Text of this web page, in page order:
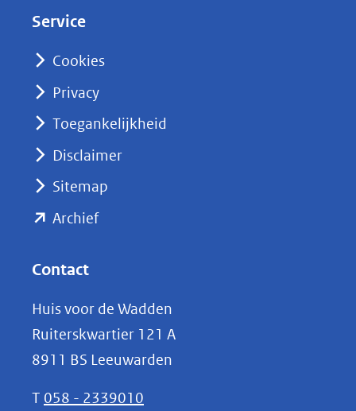
nieuw
naar
Service
Cookies
Privacy
Toegankelijkheid
Disclaimer
Sitemap
Archief(opent
(verwijst
naar
een
andere
Contact
Huis voor de Wadden
Ruiterskwartier 121 A
8911 BS Leeuwarden
T 058 - 2339010